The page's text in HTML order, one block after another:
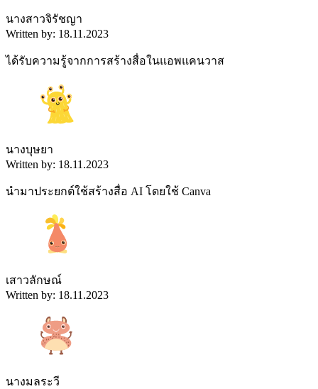
นางสาวจิรัชญา
Written by: 18.11.2023
ได้รับความรู้จากการสร้างสื่อในแอพแคนวาส
นางบุษยา
Written by: 18.11.2023
นำมาประยกต์ใช้สร้างสื่อ AI โดยใช้ Canva
เสาวลักษณ์
Written by: 18.11.2023
นางมลระวี